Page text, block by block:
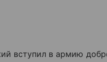
вступил в армию